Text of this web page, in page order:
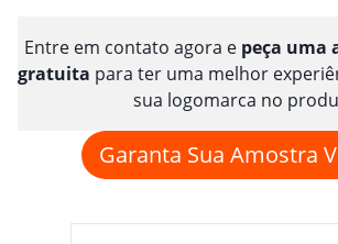
Entre em contato agora e peça uma
gratuita para ter uma melhor
sua logomarca no
Garanta Sua Amostra